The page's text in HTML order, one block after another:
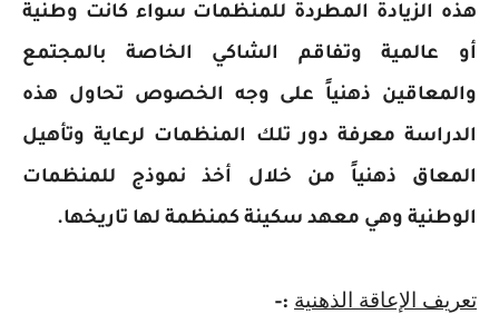
هذه الزيادة المطردة للمنظمات سواء كانت وطنية
أو عالمية وتفاقم الشاكي الخاصة بالمجتمع
والمعاقين ذهنياً على وجه الخصوص تحاول هذه
الدراسة معرفة دور تلك المنظمات لرعاية وتأهيل
المعاق ذهنياً من خلال أخذ نموذج للمنظمات
الوطنية وهي معهد سكينة كمنظمة لها تاريخها.
تعريف الإعاقة الذهنية :-